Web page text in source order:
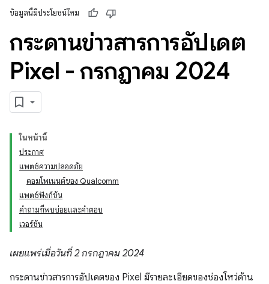
ข้อมูลนี้มีประโยชน์ไหม
กระดานข่าวสารการอัปเดต
Pixel - กรกฎาคม 2024
ในหน้านี้
ประกาศ
แพตช์ความปลอดภัย
คอมโพเนนต์ของ Qualcomm
แพตช์ฟังก์ชัน
คำถามที่พบบ่อยและคำตอบ
เวอร์ชัน
เผยแพร่เมื่อวันที่ 2 กรกฎาคม 2024
กระดานข่าวสารการอัปเดตของ Pixel มีรายละเอียดของช่องโหว่ด้าน